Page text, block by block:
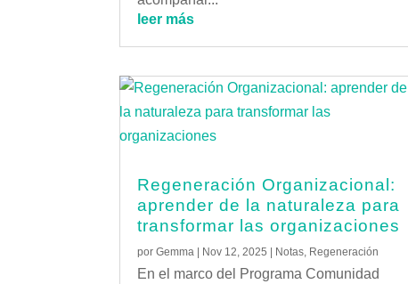
leer más
Regeneración Organizacional:
aprender de la naturaleza para
transformar las organizaciones
porGemma | Nov 12, 2025 | Notas Regeneración
En el marco del Programa Comunidad